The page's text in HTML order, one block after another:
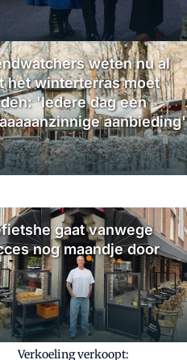
weten nu al
het winterterras moet
'Iedere dag een
aanbieding'
gaat vanwege
nog maandje door
Verkoeling verkoopt: